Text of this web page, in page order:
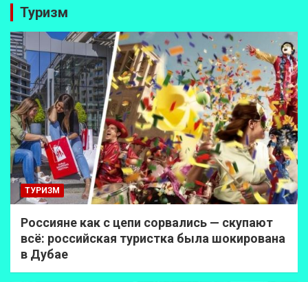
Туризм
ТУРИЗМ
Россияне как с цепи сорвались — скупают
всё: российская туристка была шокирована
в Дубае